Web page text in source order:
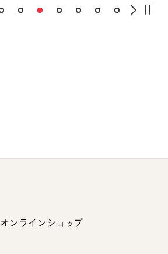
オンラインショップ